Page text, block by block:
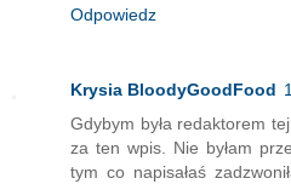
Odpowiedz
Krysia BloodyGoodFood
Gdybym była redaktorem
za ten wpis. Nie byłam
tym co napisałaś